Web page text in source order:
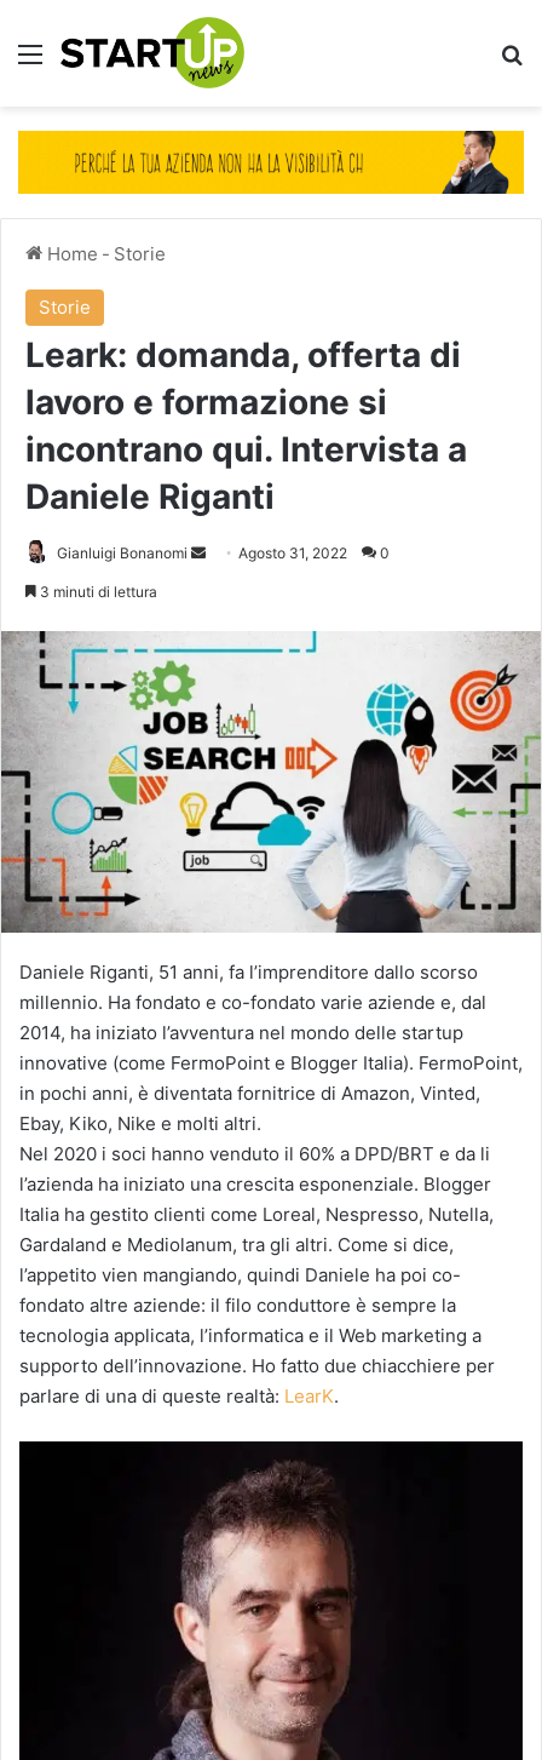
Menu
Home - Storie
Storie
Leark: domanda, offerta di
lavoro e formazione si
incontrano qui. Intervista a
Daniele Riganti
Gianluigi Bonanomi
Invia Agosto 31, 2022 0
3 minuti di lettura
Daniele Riganti, 51 anni, fa l’imprenditore dallo scorso
millennio. Ha fondato e co-fondato varie aziende e, dal
2014, ha iniziato l’avventura nel mondo delle startup
innovative (come FermoPoint e Blogger Italia). FermoPoint,
in pochi anni, è diventata fornitrice di Amazon, Vinted,
Ebay, Kiko, Nike e molti altri.
Nel 2020 i soci hanno venduto il 60% a DPD/BRT e da li
l’azienda ha iniziato una crescita esponenziale. Blogger
Italia ha gestito clienti come Loreal, Nespresso, Nutella,
Gardaland e Mediolanum, tra gli altri. Come si dice,
l’appetito vien mangiando, quindi Daniele ha poi co-
fondato altre aziende: il filo conduttore è sempre la
tecnologia applicata, l’informatica e il Web marketing a
supporto dell’innovazione. Ho fatto due chiacchiere per
parlare di una di queste realtà: LearK.